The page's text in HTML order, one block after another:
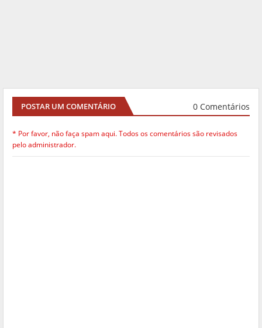
POSTAR UM COMENTÁRIO 0 Comentários
* Por favor, não faça spam aqui. Todos os comentários são revisados
pelo administrador.